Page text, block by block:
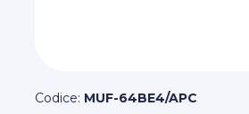
Codice: MUF-64BE4/APC